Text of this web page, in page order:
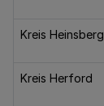
Kreis Heinsberg
Kreis Herford